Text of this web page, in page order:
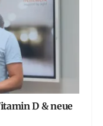
D & neue